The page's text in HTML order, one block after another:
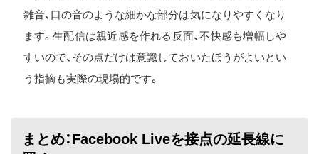
雑音、口の音のような細かな部分は気になりやすくなり
ます。生配信は親近感を作れる反面、不快感も増幅しや
すいので、その点だけは意識しておいたほうがよいとい
う指摘も実際の現場的です。
まとめ：Facebook Liveを接点の延長線に